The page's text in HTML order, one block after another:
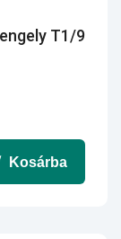
T1/9
Kosárba